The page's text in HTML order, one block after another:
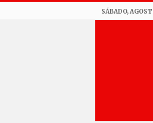
SÁBADO,